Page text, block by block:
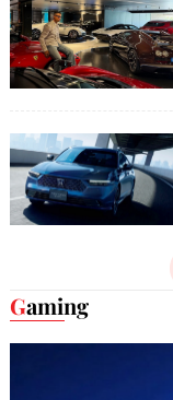
Gaming